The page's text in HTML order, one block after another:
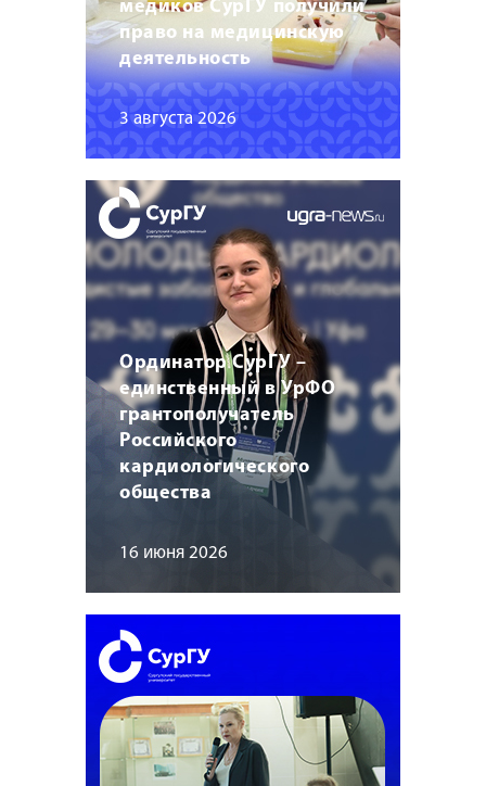
медиков СурГУ получили
право на медицинскую
деятельность
3 августа 2026
Ординатор СурГУ –
единственный в УрФО
грантополучатель
Российского
кардиологического
общества
16 июня 2026